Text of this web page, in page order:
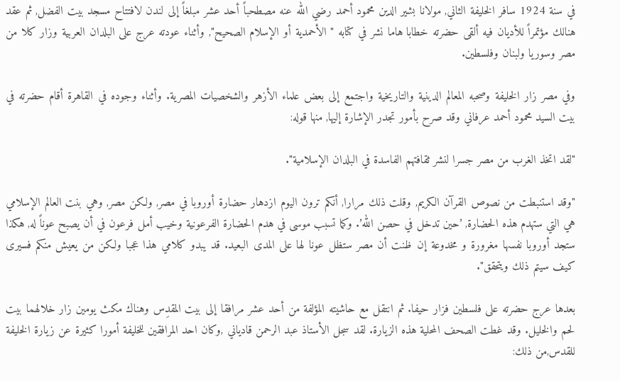
في سنة 1924 سافر الخليفة الثاني, مولانا بشير الدين محمود أحمد رضي الله عنه مصطحباً أحد عشر مبلغاً إلى لندن لافتتاح مسجد بيت الفضل, ثم عقد
هنالك مؤتمراً للأديان فيه ألقى حضرته خطابا هاما نشر في كتابه " الأحمدية أو الإسلام الصحيح", وأثناء عودته عرج على البلدان العربية وزار كلا من
مصر وسوريا ولبنان وفلسطين.
وفي مصر زار الخليفة وصحبه المعالم الدينية والتاريخية واجتمع إلى بعض علماء الأزهر والشخصيات المصرية. وأثناء وجوده في القاهرة أقام حضرته في
بيت السيد محمود أحمد عرفاني وقد صرح بأمور تجدر الإشارة إليها, منها قوله:
"لقد اتخذ الغرب من مصر جسرا لنشر ثقافتهم الفاسدة في البلدان الإسلامية".
"وقد استنبطت من نصوص القرآن الكريم, وقلت ذلك مرارا, أنكم ترون اليوم ازدهار حضارة أوروبا في مصر, ولكن مصر, وهي بنت العالم الإسلامي
هي التي ستهدم هذه الحضارة, ’حين تدخل في حصن الله’. وكما تسبب موسى في هدم الحضارة الفرعونية وخيب أمل فرعون في أن يصبح عوناً له, هكذا
ستجد أوروبا نفسها مغرورة و مخدوعة إن ظنت أن مصر ستظل عونا لها على المدى البعيد. قد يبدو كلامي هذا عجبا ولكن من يعيش منكم فسيرى
كيف سيتم ذلك ويتحقق".
بعدها عرج حضرته على فلسطين فزار حيفا. ثم انتقل مع حاشيته المؤلفة من أحد عشر مرافقا إلى بيت المقدِس وهناك مكث يومين زار خلالهما بيت
لحم والخليل. وقد غطت الصحف المحلية هذه الزيارة. لقد سجل الأستاذ عبد الرحمن قادياني ,وكان احد المرافقين للخليفة أمورا كثيرة عن زيارة الخليفة
للقدس,من ذلك: